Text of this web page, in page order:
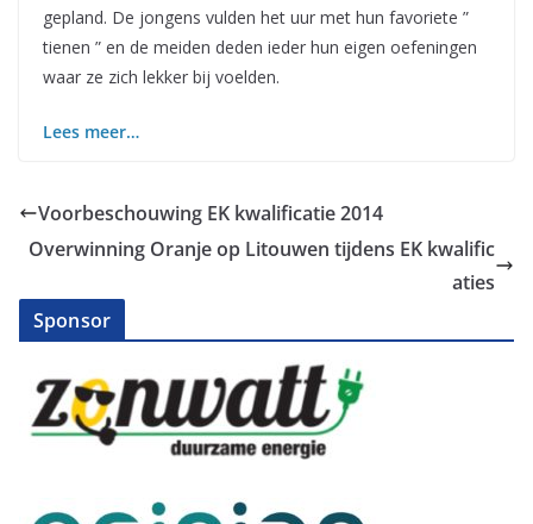
gepland. De jongens vulden het uur met hun favoriete ”
tienen ” en de meiden deden ieder hun eigen oefeningen
waar ze zich lekker bij voelden.
Lees meer…
Voorbeschouwing EK kwalificatie 2014
Overwinning Oranje op Litouwen tijdens EK kwalific
aties
Sponsor